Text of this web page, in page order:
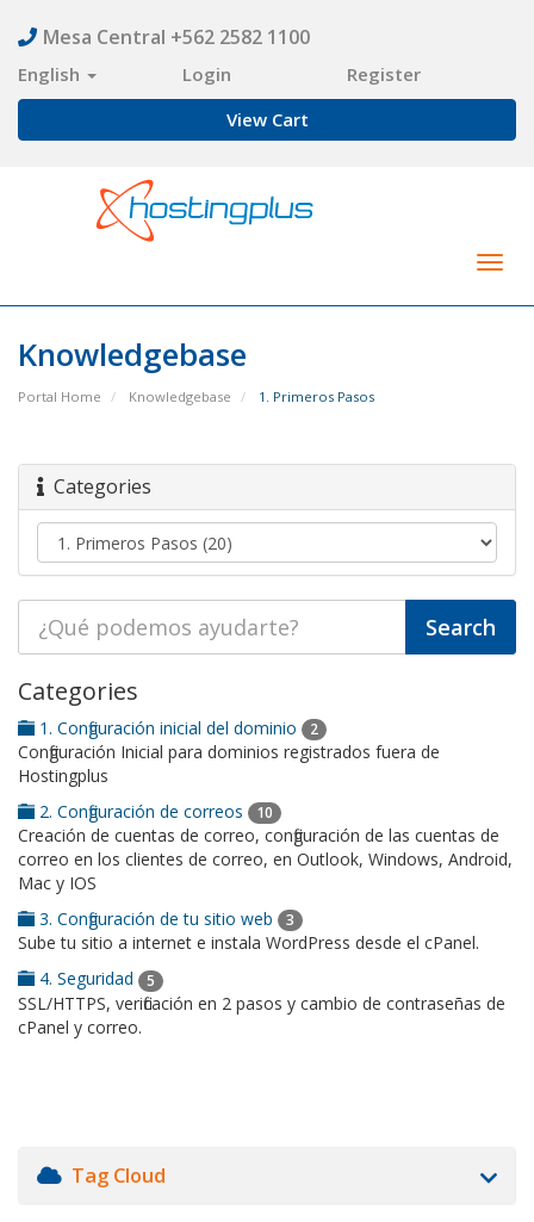
Mesa Central +562 2582 1100
English Login
Register
View Cart
Knowledgebase
Portal Home Knowledgebase 1. Primeros Pasos
Categories
Categories
1. Configuración inicial del dominio 2
Configuración Inicial para dominios registrados fuera de
Hostingplus
2. Configuración de correos
10
Creación de cuentas de correo, configuración de las cuentas de
correo en los clientes de correo, en Outlook, Windows, Android,
Mac y IOS
3. Configuración de tu sitio web
3
Sube tu sitio a internet e instala WordPress desde el cPanel.
4. Seguridad
5
SSL/HTTPS, verificación en 2 pasos y cambio de contraseñas de
cPanel y correo.
Tag Cloud